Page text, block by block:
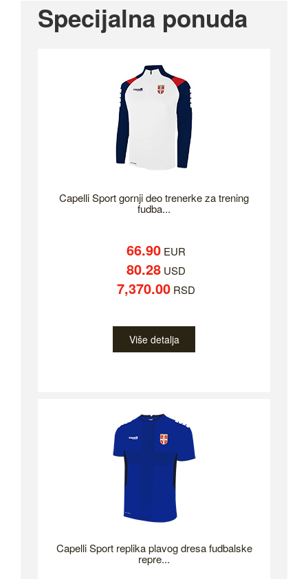
Specijalna ponuda
Capelli Sport gornji deo trenerke za trening
fudba...
66.90EUR
80.28USD
7,370.00RSD
Više detalja
Capelli Sport replika plavog dresa fudbalske
repre...